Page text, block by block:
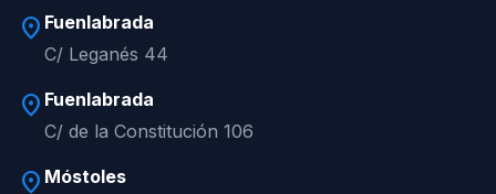
location_on Fuenlabrada
C/ Leganés 44
location_on Fuenlabrada
C/ de la Constitución 106
location_on Móstoles